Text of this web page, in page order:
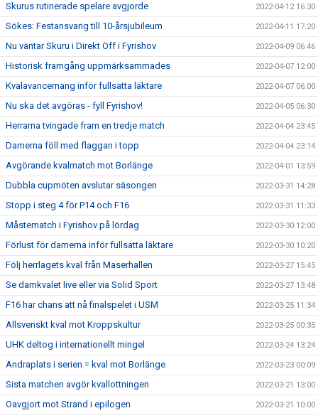
Skurus rutinerade spelare avgjorde 2022-04-12 16:30
Sökes: Festansvarig till 10-årsjubileum 2022-04-11 17:20
Nu väntar Skuru i Direkt Off i Fyrishov 2022-04-09 06:46
Historisk framgång uppmärksammades 2022-04-07 12:00
Kvalavancemang inför fullsatta läktare 2022-04-07 06:00
Nu ska det avgöras - fyll Fyrishov! 2022-04-05 06:30
Herrarna tvingade fram en tredje match 2022-04-04 23:45
Damerna föll med flaggan i topp 2022-04-04 23:14
Avgörande kvalmatch mot Borlänge 2022-04-01 13:59
Dubbla cupmöten avslutar säsongen 2022-03-31 14:28
Stopp i steg 4 för P14 och F16 2022-03-31 11:33
Måstematch i Fyrishov på lördag 2022-03-30 12:00
Förlust för damerna inför fullsatta läktare 2022-03-30 10:20
Följ herrlagets kval från Maserhallen 2022-03-27 15:45
Se damkvalet live eller via Solid Sport 2022-03-27 13:48
F16 har chans att nå finalspelet i USM 2022-03-25 11:34
Allsvenskt kval mot Kroppskultur 2022-03-25 00:35
UHK deltog i internationellt mingel 2022-03-24 13:24
Andraplats i serien = kval mot Borlänge 2022-03-23 00:09
Sista matchen avgör kvallottningen 2022-03-21 13:00
Oavgjort mot Strand i epilogen 2022-03-21 10:00